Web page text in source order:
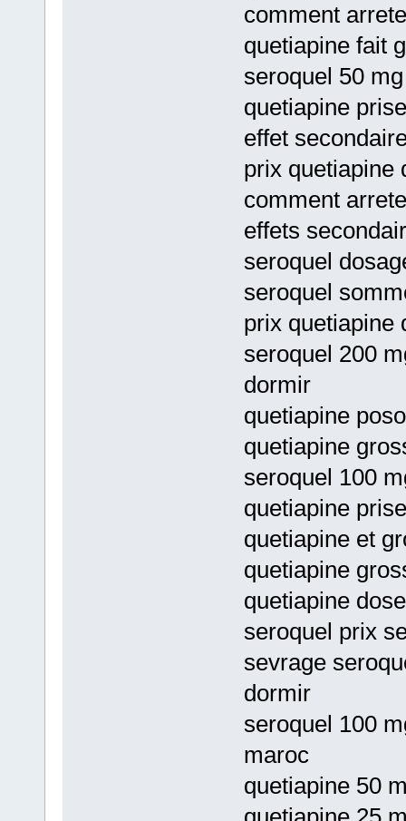
comment
quetiapine fait
seroquel 50
quetiapine
effet
prix quetiapine
comment
effets
seroquel
seroquel
prix quetiapine
seroquel 200
dormir
quetiapine
quetiapine
seroquel 100
quetiapine
quetiapine et
quetiapine
quetiapine
seroquel prix
sevrage
dormir
seroquel 100
maroc
quetiapine 50